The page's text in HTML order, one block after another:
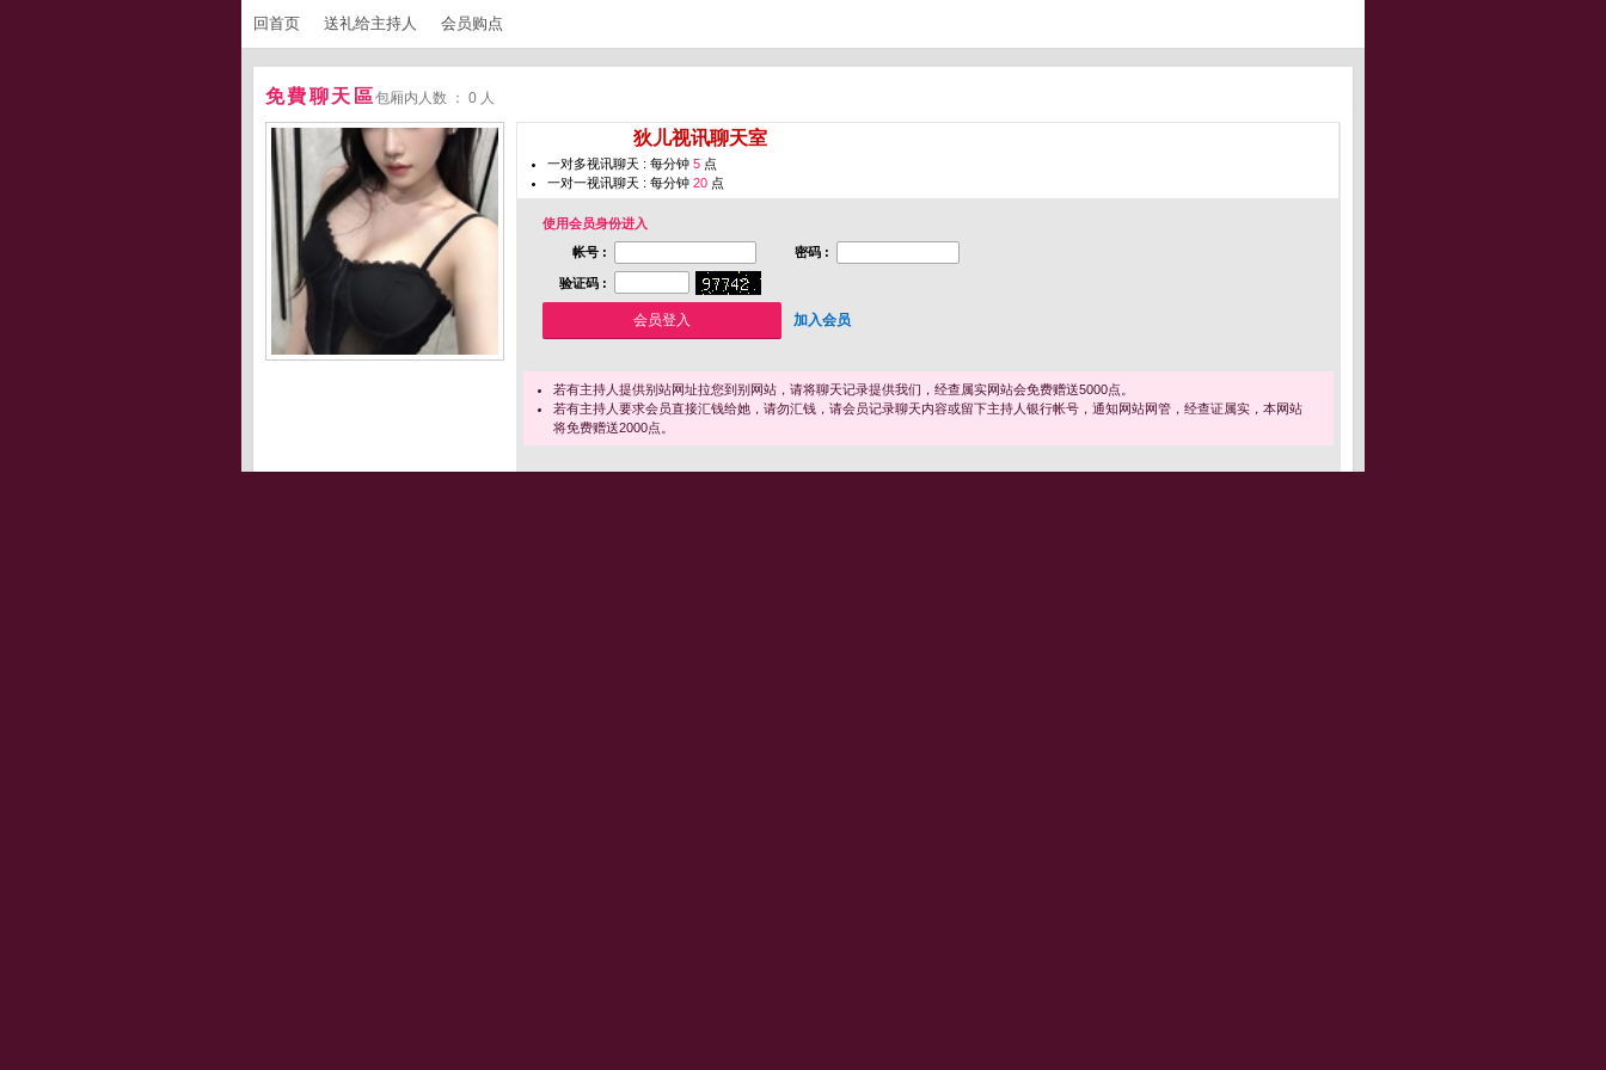
回首页 送礼给主持人 会员购点
免費聊天區包厢内人数 ： 0 人
狄儿视讯聊天室
一对多视讯聊天 : 每分钟 5 点
一对一视讯聊天 : 每分钟 20 点
使用会员身份进入
帐号 :
密码 :
验证码 :
加入会员
若有主持人提供别站网址拉您到别网站，请将聊天记录提供我们，经查属实网站会免费赠送5000点。
若有主持人要求会员直接汇钱给她，请勿汇钱，请会员记录聊天内容或留下主持人银行帐号，通知网站网管，经查证属实，本网站
将免费赠送2000点。